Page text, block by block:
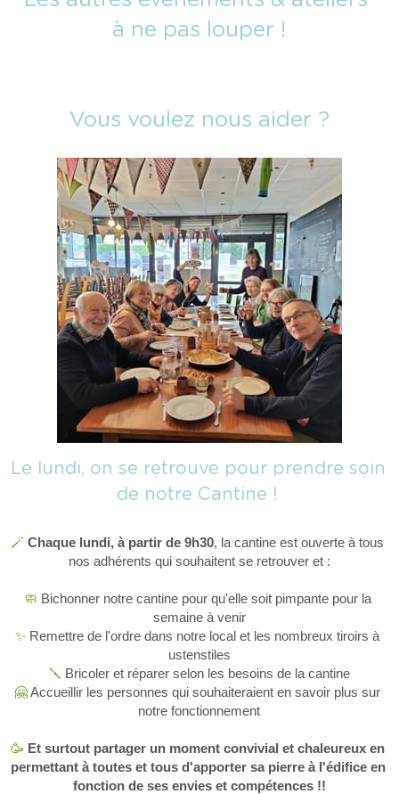
à ne pas louper !
Vous voulez nous aider ?
Le lundi, on se retrouve pour prendre soin
de notre Cantine !
🪄 Chaque lundi, à partir de 9h30, la cantine est ouverte à tous
nos adhérents qui souhaitent se retrouver et :
🧼 Bichonner notre cantine pour qu'elle soit pimpante pour la
semaine à venir
✨ Remettre de l'ordre dans notre local et les nombreux tiroirs à
ustenstiles
🪛 Bricoler et réparer selon les besoins de la cantine
🤗 Accueillir les personnes qui souhaiteraient en savoir plus sur
notre fonctionnement
🥳 Et surtout partager un moment convivial et chaleureux en
permettant à toutes et tous d'apporter sa pierre à l'édifice en
fonction de ses envies et compétences !!